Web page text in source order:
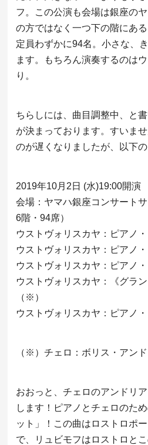
フ。この公演も会場は銀座の
の方ではなく一つ下の階にあ
定員わずかに94名。小さな、
ます。もちろん演奏するのは
り。
ちらしには、曲目調整中、と
が決まっております。すいま
のが遅くなりましたが、以下の
2019年10月2日 (水)19:00開演
会場：ヤマハ銀座コンサート
6階・94席）
ウストヴォリスカヤ：ピアノ
ウストヴォリスカヤ：ピアノ
ウストヴォリスカヤ：ピアノ
ウストヴォリスカヤ：《グラン
（※）
ウストヴォリスカヤ：ピアノ
（※）チェロ：ボリス・アン
おおっと、チェロのアンドリ
します！ピアノとチェロのた
ット」！この曲はロストロポ
で、リュビモフはロストロと